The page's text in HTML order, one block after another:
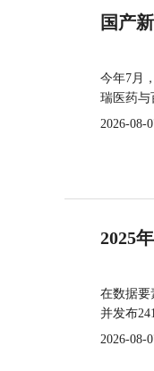
国产
今年7月
瑞医药与
2026-08-
2025
在数据要
并发布
2026-08-